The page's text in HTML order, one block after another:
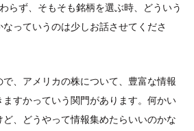
らず、そもそも銘柄を選ぶ時、どういう
っていうのは少しお話させてくださ
で、アメリカの株について、豊富な情報
すかっていう関門があります。何かい
、どうやって情報集めたらいいのかな